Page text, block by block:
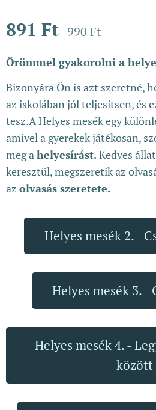
891 Ft 990Ft
Örömmel gyakorolni a
Bizonyára Ön is azt szeretné,
az iskolában jól teljesítsen, és
tesz.A Helyes mesék egy
amivel a gyerekek játékosan,
meg ahelyesírást.Kedves
keresztül, megszeretik az
az olvasás szeretete.
Helyes mesék 2. -
Helyes mesék 3. -
Helyes mesék 4. -
között